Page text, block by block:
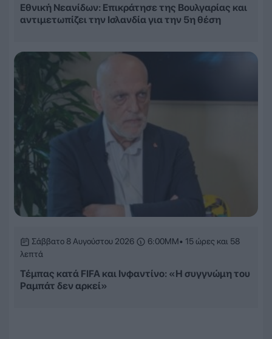
Εθνική Νεανίδων: Επικράτησε της Βουλγαρίας και
αντιμετωπίζει την Ισλανδία για την 5η θέση
Σάββατο 8 Αυγούστου 2026 6:00ΜΜ• 15 ώρες και 58
λεπτά
Τέμπας κατά FIFA και Ινφαντίνο: «Η συγγνώμη του
Ραμπάτ δεν αρκεί»